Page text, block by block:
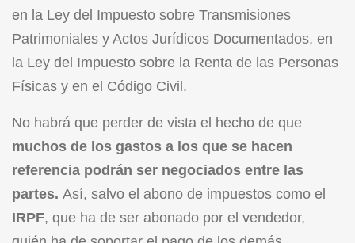
en la Ley del Impuesto sobre Transmisiones
Patrimoniales y Actos Jurídicos Documentados, en
la Ley del Impuesto sobre la Renta de las Personas
Físicas y en el Código Civil.
No habrá que perder de vista el hecho de que
muchos de los gastos a los que se hacen
referencia podrán ser negociados entre las
partes. Así, salvo el abono de impuestos como el
IRPF, que ha de ser abonado por el vendedor,